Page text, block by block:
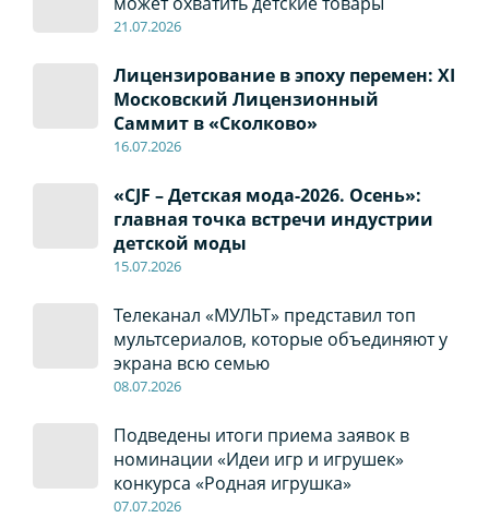
21.07.2026
Лицензирование в эпоху перемен: XI
Московский Лицензионный
Саммит в «Сколково»
16.07.2026
«CJF – Детская мода-2026. Осень»:
главная точка встречи индустрии
детской моды
15.07.2026
Телеканал «МУЛЬТ» представил топ
мультсериалов, которые объединяют у
экрана всю семью
08.07.2026
Подведены итоги приема заявок в
номинации «Идеи игр и игрушек»
конкурса «Родная игрушка»
07.07.2026